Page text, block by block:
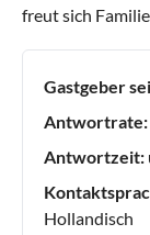
freut sich
Gastgeber
Antwortrate:
Antwortzeit:
Hollandisch